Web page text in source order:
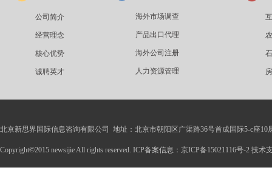
公司简介
经营理念
核心优势
诚聘英才
海外市场调查
产品出口代理
海外公司注册
人力资源管理
北京新思界国际信息咨询有限公司 地址：北京市朝阳区广渠路36号首成国际5-c座10
Copyright©2015 newsijie All rights reserved. ICP备案信息：京ICP备15021116号-2 技术